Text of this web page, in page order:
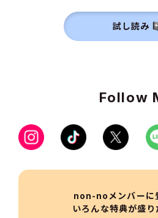
試し読み
Follow
non-noメンバーに
いろんな特典が盛